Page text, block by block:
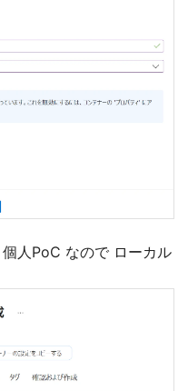
人PoC なので ローカル